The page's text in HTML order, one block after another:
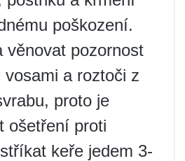
poškození.
věnovat pozornost
vosami a roztoči z
proto je
ošetření proti
keře jedem 3-